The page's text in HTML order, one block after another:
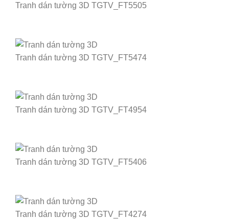
Tranh dán tường 3D TGTV_FT5505
Tranh dán tường 3D TGTV_FT5474
Tranh dán tường 3D TGTV_FT4954
Tranh dán tường 3D TGTV_FT5406
Tranh dán tường 3D TGTV_FT4274